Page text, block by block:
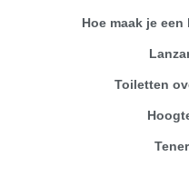
Hoe maak je
Toiletten